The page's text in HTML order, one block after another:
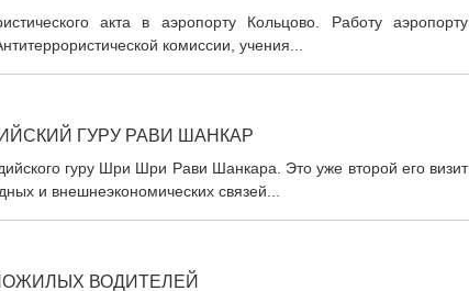
акта в аэропорту Кольцово. Работу аэропорту
комиссии, учения...
ГУРУ РАВИ ШАНКАР
гуру Шри Шри Рави Шанкара. Это уже второй его визит
и внешнеэкономических связей...
ВОДИТЕЛЕЙ